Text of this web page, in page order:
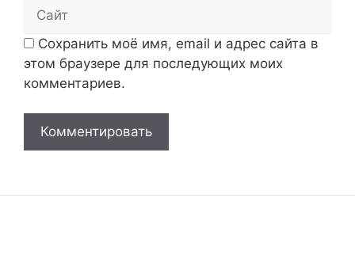
Сохранить моё имя, email и адрес сайта в
этом браузере для последующих моих
комментариев.